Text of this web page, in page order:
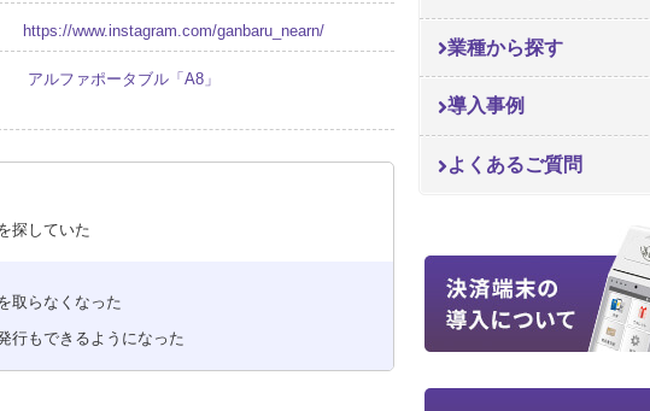
https://www.instagram.com/ganbaru_nearn/
アルファポータブル「A8」
探していた
取らなくなった
行もできるようになった
業種から探す
導入事例
よくあるご質問